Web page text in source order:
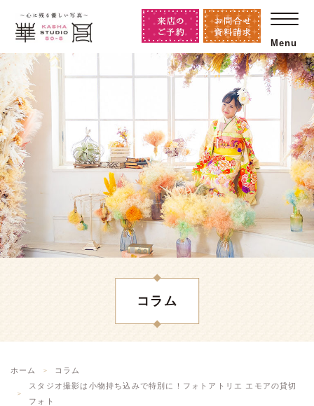
Menu
コラム
ホーム
コラム
スタジオ撮影は小物持ち込みで特別に！フォトアトリエ エモアの貸切
フォト